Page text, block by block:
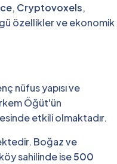
, Cryptovoxels,
özellikler ve ekonomik
nüfus yapısı ve
Öğüt'ün
etkili olmaktadır.
Boğaz ve
sahilinde ise500